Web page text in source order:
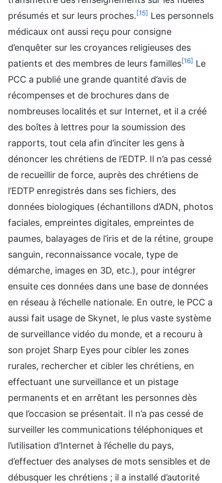
présumés et sur leurs proches.[15] Les personnels
médicaux ont aussi reçu pour consigne
d’enquêter sur les croyances religieuses des
patients et des membres de leurs familles[16] Le
PCC a publié une grande quantité d’avis de
récompenses et de brochures dans de
nombreuses localités et sur Internet, et il a créé
des boîtes à lettres pour la soumission des
rapports, tout cela afin d’inciter les gens à
dénoncer les chrétiens de l’EDTP. Il n’a pas cessé
de recueillir de force, auprès des chrétiens de
l’EDTP enregistrés dans ses fichiers, des
données biologiques (échantillons d’ADN, photos
faciales, empreintes digitales, empreintes de
paumes, balayages de l’iris et de la rétine, groupe
sanguin, reconnaissance vocale, type de
démarche, images en 3D, etc.), pour intégrer
ensuite ces données dans une base de données
en réseau à l’échelle nationale. En outre, le PCC a
aussi fait usage de Skynet, le plus vaste système
de surveillance vidéo du monde, et a recouru à
son projet Sharp Eyes pour cibler les zones
rurales, rechercher et cibler les chrétiens, en
effectuant une surveillance et un pistage
permanents et en arrêtant les personnes dès
que l’occasion se présentait. Il n’a pas cessé de
surveiller les communications téléphoniques et
l’utilisation d’Internet à l’échelle du pays,
d’effectuer des analyses de mots sensibles et de
débusquer les chrétiens ; il a installé d’autorité